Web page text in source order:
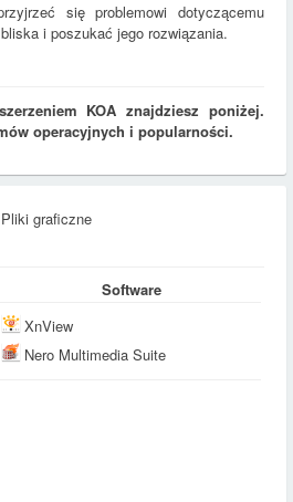
się problemowi dotyczącemu
i poszukać jego rozwiązania.
KOA znajdziesz poniżej.
operacyjnych i popularności.
Pliki graficzne
Software
XnView
Nero Multimedia Suite